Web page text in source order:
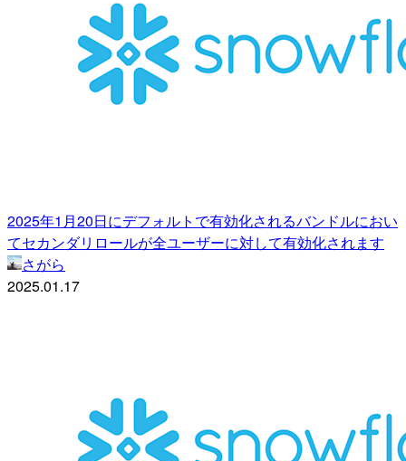
2025年1月20日にデフォルトで有効化されるバンドルにおい
てセカンダリロールが全ユーザーに対して有効化されます
さがら
2025.01.17